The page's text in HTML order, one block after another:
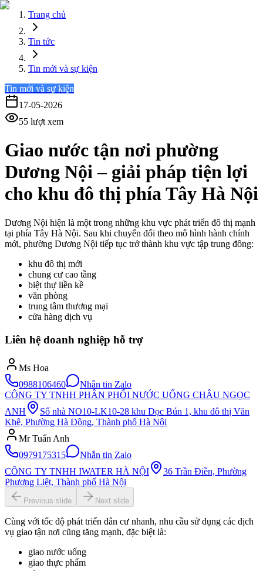
Trang chủ
Tin tức
Tin mới và sự kiện
Tin mới và sự kiện
17-05-2026
55 lượt xem
Giao nước tận nơi phường
Dương Nội – giải pháp tiện lợi
cho khu đô thị phía Tây Hà Nội
Dương Nội hiện là một trong những khu vực phát triển đô thị mạnh
tại phía Tây Hà Nội. Sau khi chuyển đổi theo mô hình hành chính
mới, phường Dương Nội tiếp tục trở thành khu vực tập trung đông:
khu đô thị mới
chung cư cao tầng
biệt thự liền kề
văn phòng
trung tâm thương mại
cửa hàng dịch vụ
Liên hệ doanh nghiệp hỗ trợ
Ms Hoa
0988106460
Nhắn tin Zalo
CÔNG TY TNHH PHÂN PHỐI NƯỚC UỐNG CHÂU NGỌC
ANH
Số nhà NO10-LK10-28 khu Dọc Bún 1, khu đô thị Văn
Khê, Phường Hà Đông, Thành phố Hà Nội
Mr Tuấn Anh
0979175315
Nhắn tin Zalo
CÔNG TY TNHH IWATER HÀ NỘI
36 Trần Điền, Phường
Phương Liệt, Thành phố Hà Nội
Previous slide Next slide
Cùng với tốc độ phát triển dân cư nhanh, nhu cầu sử dụng các dịch
vụ giao tận nơi cũng tăng mạnh, đặc biệt là:
giao nước uống
giao thực phẩm